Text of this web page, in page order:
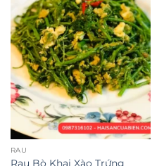
RAU
Rau Bò Khai Xào Trứng